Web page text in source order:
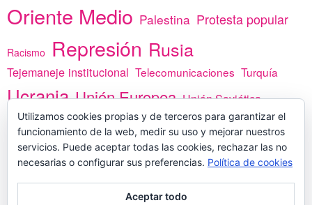
Oriente Medio Palestina Protesta popular
Racismo Represión Rusia
Tejemaneje institucional Telecomunicaciones Turquía
Ucrania Unión Europea Unión Soviética
vacunas Yemen África
PREGÚNTANOS
Utilizamos cookies propias y de terceros para garantizar el
funcionamiento de la web, medir su uso y mejorar nuestros
servicios. Puede aceptar todas las cookies, rechazar las no
necesarias o configurar sus preferencias. Política de cookies
Aceptar todo